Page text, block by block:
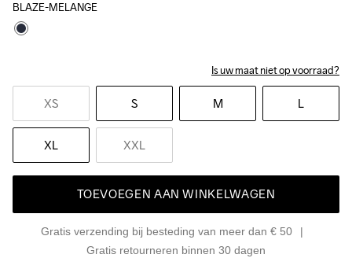
BLAZE-MELANGE
Is uw maat niet op voorraad?
XS S M L
XL XXL
TOEVOEGEN AAN WINKELWAGEN
Gratis verzending bij besteding van meer dan € 50
Gratis retourneren binnen 30 dagen